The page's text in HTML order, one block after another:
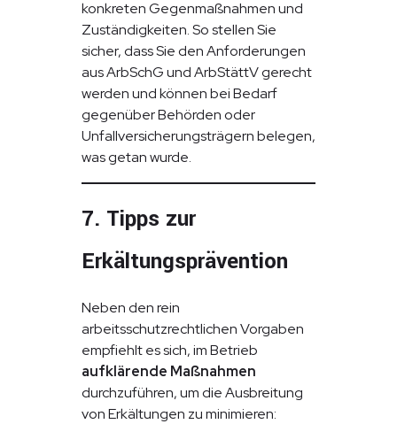
konkreten Gegenmaßnahmen und
Zuständigkeiten. So stellen Sie
sicher, dass Sie den Anforderungen
aus ArbSchG und ArbStättV gerecht
werden und können bei Bedarf
gegenüber Behörden oder
Unfallversicherungsträgern belegen,
was getan wurde.
7. Tipps zur
Erkältungsprävention
Neben den rein
arbeitsschutzrechtlichen Vorgaben
empfiehlt es sich, im Betrieb
aufklärende Maßnahmen
durchzuführen, um die Ausbreitung
von Erkältungen zu minimieren: